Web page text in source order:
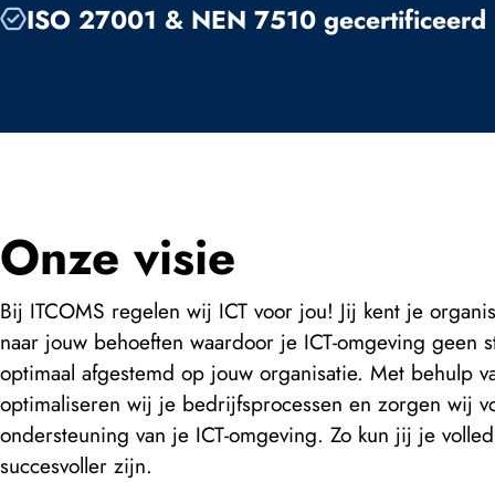
ISO 27001 & NEN 7510 gecertificeerd
Onze visie
Bij ITCOMS regelen wij ICT voor jou! Jij kent je
naar jouw behoeften waardoor je ICT-omgeving geen
optimaal afgestemd op jouw organisatie. Met behulp
optimaliseren wij je bedrijfsprocessen en zorgen wij
ondersteuning van je ICT-omgeving. Zo kun jij je
succesvoller zijn.